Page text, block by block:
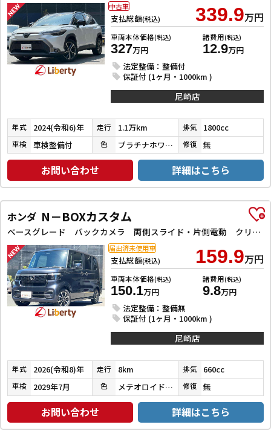
支払総額(税込) 339.9万円
車両本体価格(税込)
327万円
諸費用(税込)
12.9万円
法定整備：整備付
保証付 (1ヶ月・1000km )
中古車
尼崎店
年式 2024(令和6)年 走行 1.1万km 排気 1800cc
車検 車検整備付 色 プラチナホワイトパールマイカ／アティチュードブラックマイカ 修復 無
お問い合わせ 詳細はこちら
ホンダ N－BOXカスタム
ベースグレード バックカメラ 両側スライド・片側電動 クリアランスソナー レーンアシスト オートライト スマートキー 電動格納ミラー CVT ESC USB チップアップシート アルミホイール エアコン
支払総額(税込) 159.9万円
車両本体価格(税込)
150.1万円
諸費用(税込)
9.8万円
法定整備：整備無
保証付 (1ヶ月・1000km )
届出済未使用車
尼崎店
年式 2026(令和8)年 走行 8km 排気 660cc
車検 2029年7月 色 メテオロイドグレーメタリック 修復 無
お問い合わせ 詳細はこちら